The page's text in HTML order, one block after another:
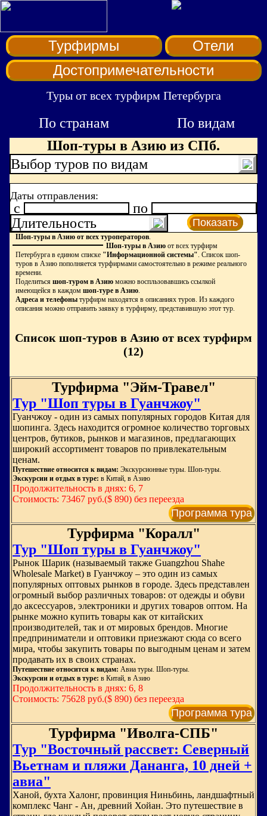
Турфирмы
Отели
Достопримечательности
Туры от всех турфирм Петербурга
По странам
По видам
Шоп-туры в Азию из СПб.
Выбор туров по видам
Даты отправления:
c
по
Длительность
Показать
Шоп-туры в Азию от всех туроператоров.
Шоп-туры в Азию от всех турфирм
Петербурга в едином списке "Информационной системы". Список шоп-
туров в Азию пополняется турфирмами самостоятельно в режиме реального
времени.
Поделиться шоп-туром в Азию можно воспльзовавшись ссылкой
имеющейся в каждом шоп-туре в Азию.
Адреса и телефоны турфирм находятся в описаниях туров. Из каждого
описания можно отправить заявку в турфирму, представившую этот тур.
Список шоп-туров в Азию от всех турфирм
(12)
Турфирма "Эйм-Травел"
Тур "Шоп туры в Гуанчжоу"
Гуанчжоу - один из самых популярных городов Китая для
шопинга. Здесь находится огромное количество торговых
центров, бутиков, рынков и магазинов, предлагающих
широкий ассортимент товаров по привлекательным
ценам.
Путешествие относится к видам: Экскурсионные туры. Шоп-туры.
Экскурсии и отдых в туре: в Китай, в Азию
Продолжительность в днях: 6, 7
Стоимость: 73467 руб.($ 890) без переезда
Программа тура
Турфирма "Коралл"
Тур "Шоп туры в Гуанчжоу"
Рынок Шарик (называемый также Guangzhou Shahe
Wholesale Market) в Гуанчжоу – это один из самых
популярных оптовых рынков в городе. Здесь представлен
огромный выбор различных товаров: от одежды и обуви
до аксессуаров, электроники и других товаров оптом. На
рынке можно купить товары как от китайских
производителей, так и от мировых брендов. Многие
предприниматели и оптовики приезжают сюда со всего
мира, чтобы закупить товары по выгодным ценам и затем
продавать их в своих странах.
Путешествие относится к видам: Авиа туры. Шоп-туры.
Экскурсии и отдых в туре: в Китай, в Азию
Продолжительность в днях: 6, 8
Стоимость: 75628 руб.($ 890) без переезда
Программа тура
Турфирма "Иволга-СПБ"
Тур "Восточный рассвет: Северный
Вьетнам и пляжи Дананга, 10 дней +
авиа"
Ханой, бухта Халонг, провинция Ниньбинь, ландшафтный
комплекс Чанг - Ан, древний Хойан. Это путешествие в